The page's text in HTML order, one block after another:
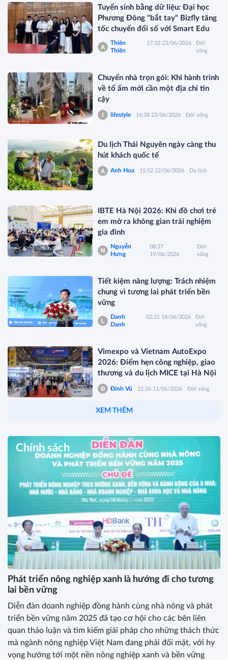
Tuyển sinh bằng dữ liệu: Đại học
Phương Đông "bắt tay" Bizfly tăng
tốc chuyển đổi số với Smart Edu
Thiên
Thiên
17:33 23/06/2026
Đời
sống
Chuyển nhà trọn gói: Khi hành trình
về tổ ấm mới cần một địa chỉ tin
cậy
lifestyle 16:38 23/06/2026 Đời sống
Du lịch Thái Nguyên ngày càng thu
hút khách quốc tế
Anh Hoa 15:52 22/06/2026 Du lịch
IBTE Hà Nội 2026: Khi đồ chơi trẻ
em mở ra không gian trải nghiệm
gia đình
Nguyễn
Hưng
08:37
19/06/2026
Đời
sống
Tiết kiệm năng lượng: Trách nhiệm
chung vì tương lai phát triển bền
vững
Danh
Danh
02:21 18/06/2026
Đời
sống
Vimexpo và Vietnam AutoExpo
2026: Điểm hẹn công nghiệp, giao
thương và du lịch MICE tại Hà Nội
Đình Vũ 22:26 11/06/2026 Đời sống
XEM THÊM
Chính sách
Phát triển nông nghiệp xanh là hướng đi cho tương
lai bền vững
Diễn đàn doanh nghiệp đồng hành cùng nhà nông và phát
triển bền vững năm 2025 đã tạo cơ hội cho các bên liên
quan thảo luận và tìm kiếm giải pháp cho những thách thức
mà ngành nông nghiệp Việt Nam đang phải đối mặt, với hy
vọng hướng tới một nền nông nghiệp xanh và bền vững